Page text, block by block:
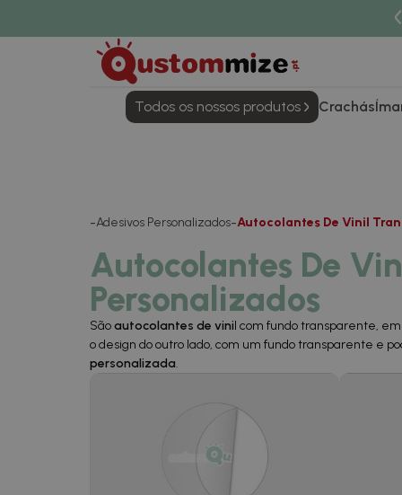
Todos os nossos produtos Crachás
Adesivos Personalizados Autocolantes De Vinil
Autocolantes De
Personalizados
Sãoautocolantes de vinil com fundo transparente,
o design do outro lado, com um fundo transparente e
personalizada.